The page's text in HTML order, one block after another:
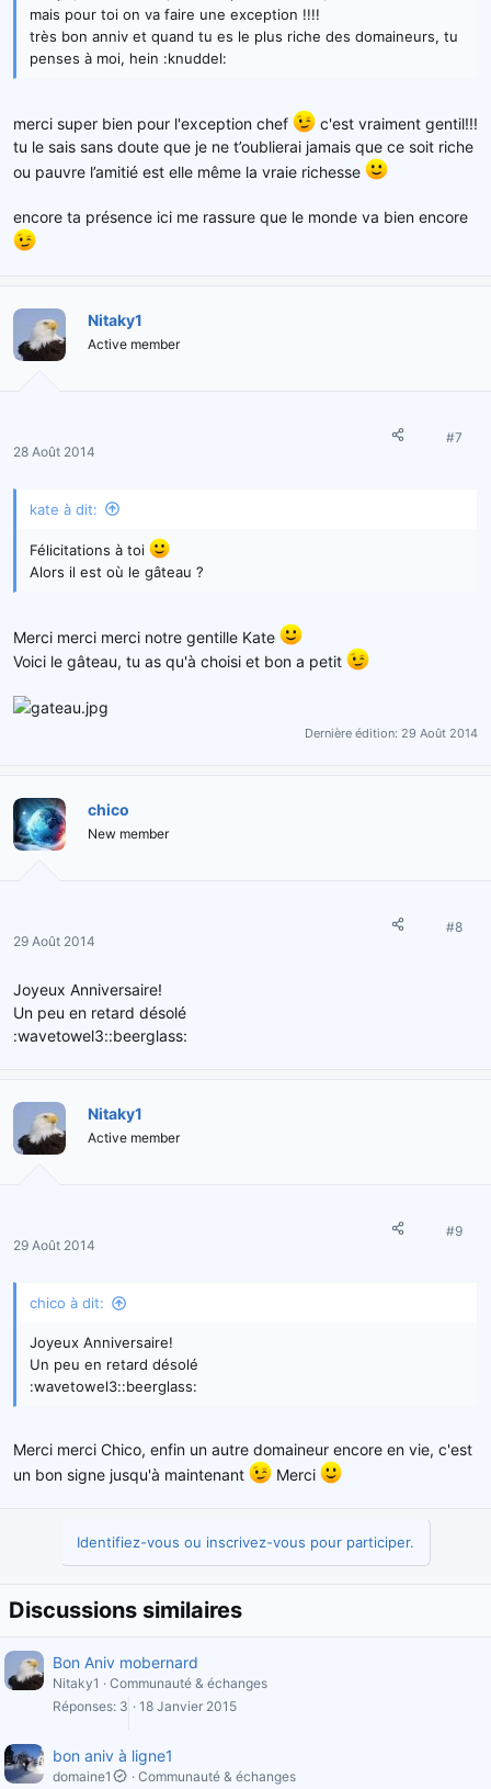
mais pour toi on va faire une exception !!!!
très bon anniv et quand tu es le plus riche des domaineurs, tu
penses à moi, hein :knuddel:
merci super bien pour l'exception chef
c'est vraiment gentil!!!
tu le sais sans doute que je ne t’oublierai jamais que ce soit riche
ou pauvre l’amitié est elle même la vraie richesse
encore ta présence ici me rassure que le monde va bien encore
Nitaky1
Active member
28 Août 2014
#7
kate à dit:
Félicitations à toi
Alors il est où le gâteau ?
Merci merci merci notre gentille Kate
Voici le gâteau, tu as qu'à choisi et bon a petit
Dernière édition: 29 Août 2014
chico
New member
29 Août 2014
#8
Joyeux Anniversaire!
Un peu en retard désolé
:wavetowel3::beerglass:
Nitaky1
Active member
29 Août 2014
#9
chico à dit:
Joyeux Anniversaire!
Un peu en retard désolé
:wavetowel3::beerglass:
Merci merci Chico, enfin un autre domaineur encore en vie, c'est
un bon signe jusqu'à maintenant
Merci
Identifiez-vous ou inscrivez-vous pour participer.
Discussions similaires
Bon Aniv mobernard
Nitaky1
Communauté & échanges
Réponses 3 18 Janvier 2015
bon aniv à ligne1
domaine1
Communauté & échanges